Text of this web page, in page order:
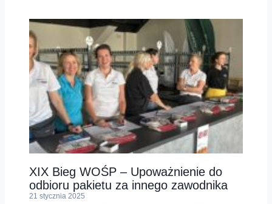
XIX Bieg WOŚP – Upoważnienie do
odbioru pakietu za innego zawodnika
21 stycznia 2025